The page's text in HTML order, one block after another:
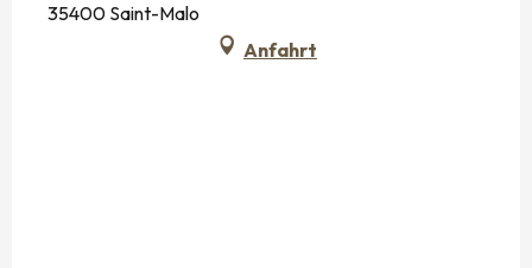
35400 Saint-Malo
Anfahrt